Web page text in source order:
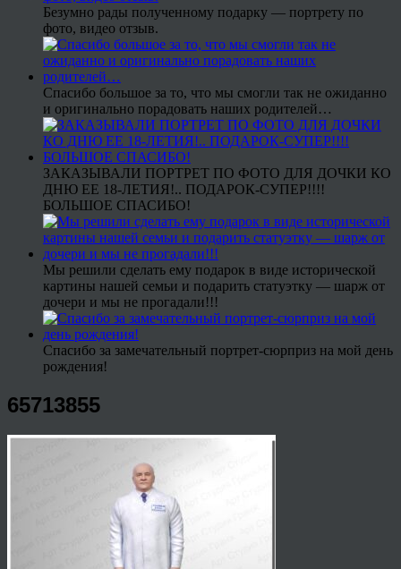
Безумно рады полученному подарку — портрету по
фото, видео отзыв.
Спасибо большое за то, что мы смогли так не ожиданно
и оригинально порадовать наших родителей…
ЗАКАЗЫВАЛИ ПОРТРЕТ ПО ФОТО ДЛЯ ДОЧКИ КО
ДНЮ ЕЕ 18-ЛЕТИЯ!.. ПОДАРОК-СУПЕР!!!!
БОЛЬШОЕ СПАСИБО!
Мы решили сделать ему подарок в виде исторической
картины нашей семьи и подарить статуэтку — шарж от
дочери и мы не прогадали!!!
Спасибо за замечательный портрет-сюрприз на мой день
рождения!
65713855